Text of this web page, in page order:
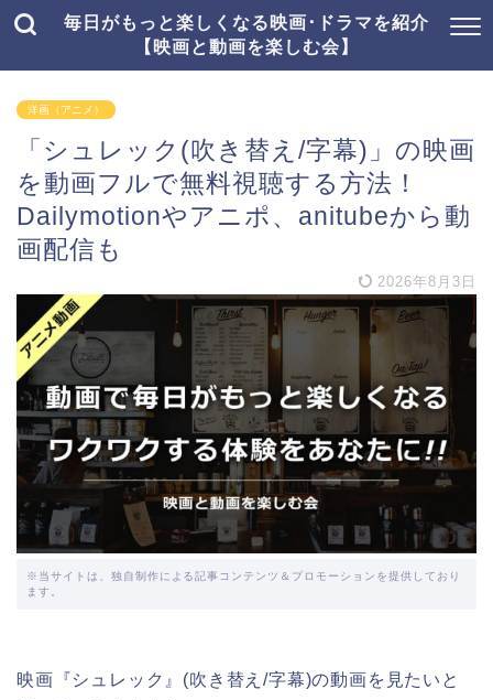
毎日がもっと楽しくなる映画･ドラマを紹介
【映画と動画を楽しむ会】
洋画（アニメ）
「シュレック(吹き替え/字幕)」の映画
を動画フルで無料視聴する方法！
Dailymotionやアニポ、anitubeから動
画配信も
2026年8月3日
※当サイトは、独自制作による記事コンテンツ＆プロモーションを提供しており
ます。
映画『シュレック』(吹き替え/字幕)の動画を見たいと